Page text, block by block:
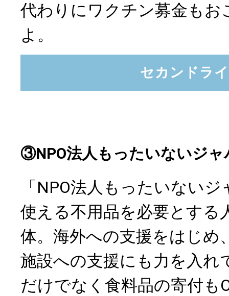
代わりにワクチン募金もお
よ。
セカンドラ
③NPO法人もったいないジャ
「NPO法人もったいない
使える不用品を必要とする
体。海外への支援をはじめ
施設への支援にも力を入れ
だけでなく食料品の寄付も